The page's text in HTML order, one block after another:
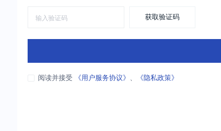
获取验证码
阅读并接受 《用户服务协议》 、 《隐私政策》